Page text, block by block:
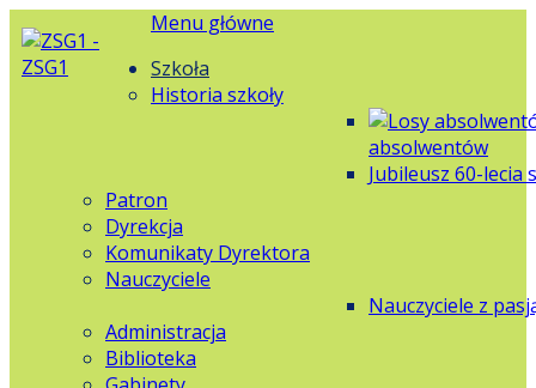
Menu główne
Szkoła
Historia szkoły
absolwentów
Jubileusz 60-lecia
Patron
Dyrekcja
Komunikaty Dyrektora
Nauczyciele
Nauczyciele z
Administracja
Biblioteka